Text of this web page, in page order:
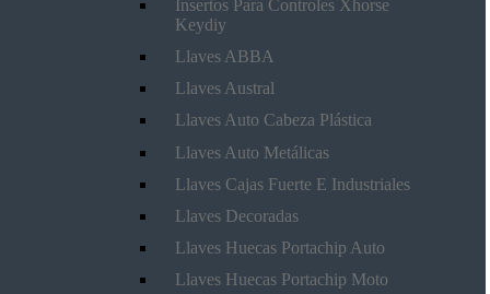
Insertos Para Controles Xhorse
Keydiy
Llaves ABBA
Llaves Austral
Llaves Auto Cabeza Plástica
Llaves Auto Metálicas
Llaves Cajas Fuerte E Industriales
Llaves Decoradas
Llaves Huecas Portachip Auto
Llaves Huecas Portachip Moto